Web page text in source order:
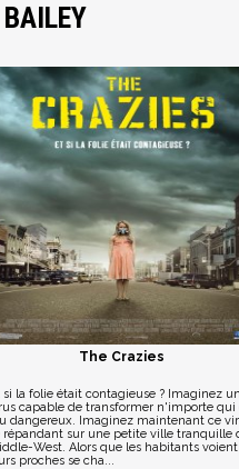
The Crazies
si la folie était contagieuse ? Imaginez un
capable de transformer n'importe qui
dangereux. Imaginez maintenant ce
répandant sur une petite ville tranquille
West. Alors que les habitants voient
proches se cha...